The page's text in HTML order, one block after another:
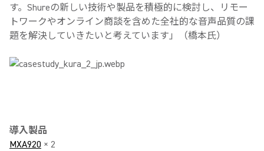
す。Shureの新しい技術や製品を積極的に検討し、リモー
トワークやオンライン商談を含めた全社的な音声品質の課
題を解決していきたいと考えています」（橋本氏）
導入製品
MXA920 × 2